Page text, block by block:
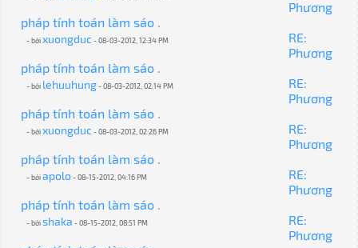
Phương
pháp tính toán làm sáo .
- bởixuongduc- 08-03-2012, 12:34 PM
RE:
Phương
pháp tính toán làm sáo .
- bởi lehuuhung- 08-03-2012, 02:14 PM
RE:
Phương
pháp tính toán làm sáo .
- bởixuongduc- 08-03-2012, 02:26 PM
RE:
Phương
pháp tính toán làm sáo .
- bởiapolo- 08-15-2012, 04:16 PM
RE:
Phương
pháp tính toán làm sáo .
- bởishaka - 08-15-2012, 08:51 PM
RE:
Phương